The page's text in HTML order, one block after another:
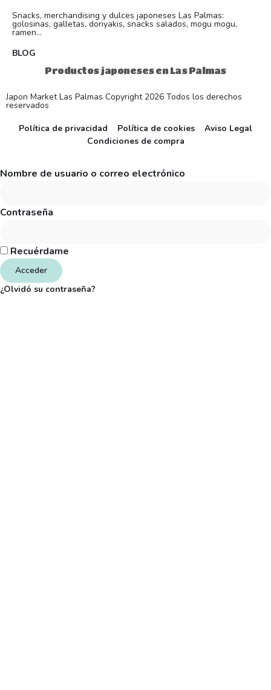
Snacks, merchandising y dulces japoneses Las Palmas:
golosinas, galletas, doriyakis, snacks salados, mogu mogu,
ramen...
BLOG
Productos japoneses en Las Palmas
Japon Market Las Palmas Copyright 2026 Todos los derechos
reservados
Política de privacidad
Política de cookies
Aviso Legal
Condiciones de compra
Nombre de usuario o correo electrónico
Contraseña
Recuérdame
Acceder
¿Olvidó su contraseña?